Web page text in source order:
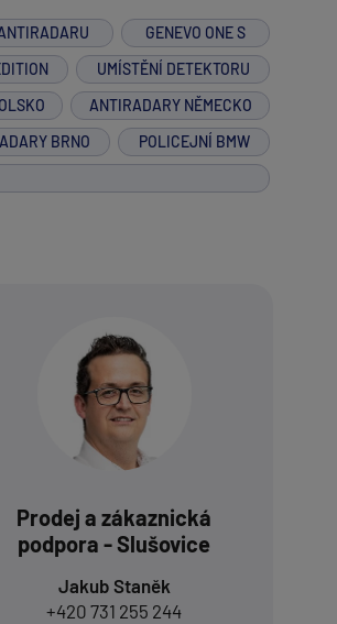
GENEVO ONE S
UMÍSTĚNÍ DETEKTORU
ANTIRADARY NĚMECKO
BRNO
POLICEJNÍ BMW
Prodej a zákaznická
podpora - Slušovice
Jakub Staněk
+420 731 255 244